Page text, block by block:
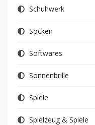
Schuhwerk
Socken
Softwares
Sonnenbrille
Spiele
Spielzeug & Spiele